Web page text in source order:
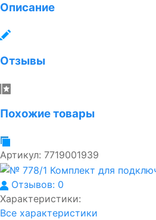
Описание
Отзывы
Похожие товары
Артикул: 7719001939
Отзывов: 0
Характеристики:
Все характеристики